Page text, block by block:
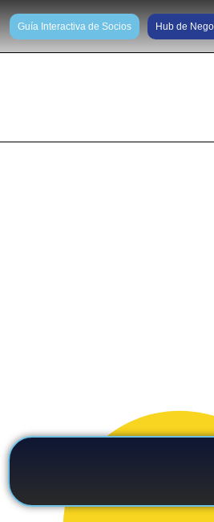
Guía Interactiva de Socios Hub de